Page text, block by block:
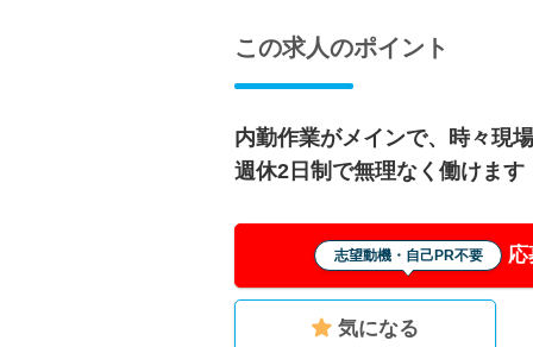
この求人のポイント
内勤作業がメインで、時々現
週休2日制で無理なく働けます
志望動機・自己PR不要
気になる